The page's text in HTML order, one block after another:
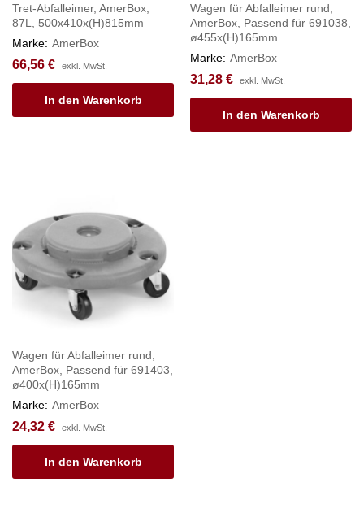
Tret-Abfalleimer, AmerBox,
87L, 500x410x(H)815mm
Marke: AmerBox
66,56 € exkl. MwSt.
In den Warenkorb
Wagen für Abfalleimer rund,
AmerBox, Passend für 691038,
ø455x(H)165mm
Marke: AmerBox
31,28 € exkl. MwSt.
In den Warenkorb
Wagen für Abfalleimer rund,
AmerBox, Passend für 691403,
ø400x(H)165mm
Marke: AmerBox
24,32 € exkl. MwSt.
In den Warenkorb